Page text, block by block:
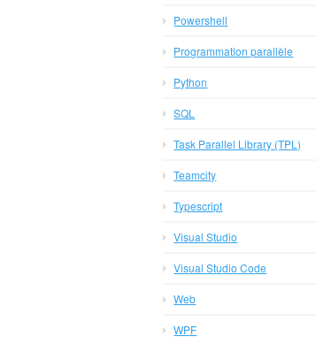
Powershell
Programmation parallèle
Python
SQL
Task Parallel Library (TPL)
Teamcity
Typescript
Visual Studio
Visual Studio Code
Web
WPF